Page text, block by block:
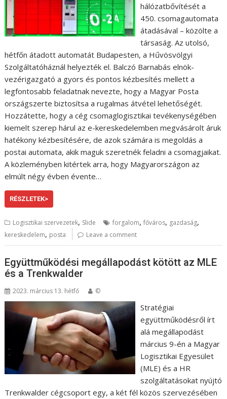
hálózatbővítését a
450. csomagautomata
átadásával – közölte a
társaság. Az utolsó,
hétfőn átadott automatát Budapesten, a Hűvösvölgyi
Szolgáltatóháznál helyezték el. Balczó Barnabás elnök-
vezérigazgató a gyors és pontos kézbesítés mellett a
legfontosabb feladatnak nevezte, hogy a Magyar Posta
országszerte biztosítsa a rugalmas átvétel lehetőségét.
Hozzátette, hogy a cég csomaglogisztikai tevékenységében
kiemelt szerep hárul az e-kereskedelemben megvásárolt áruk
hatékony kézbesítésére, de azok számára is megoldás a
postai automata, akik maguk szeretnék feladni a csomagjaikat.
A közleményben kitértek arra, hogy Magyarországon az
elmúlt négy évben évente…
RÉSZLETEK>
Logisztikai szervezetek, Slide forgalom,főváros, gazdaság,
kereskedelem, posta Leave a comment
Együttműködési megállapodást kötött az MLE
és a Trenkwalder
2023. március 13. hétfő ©
Stratégiai
együttműködésről írt
alá megállapodást
március 9-én a Magyar
Logisztikai Egyesület
(MLE) és a HR
szolgáltatásokat nyújtó
Trenkwalder cégcsoport egy, a két fél közös szervezésében